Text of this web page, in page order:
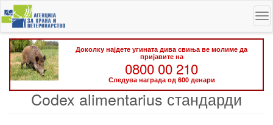
Skip
to
main
content
Доколку најдете угината дива свиња ве молиме да
пријавите на
0800 00 210
Следува награда од 600 денари
Codex alimentarius стандарди